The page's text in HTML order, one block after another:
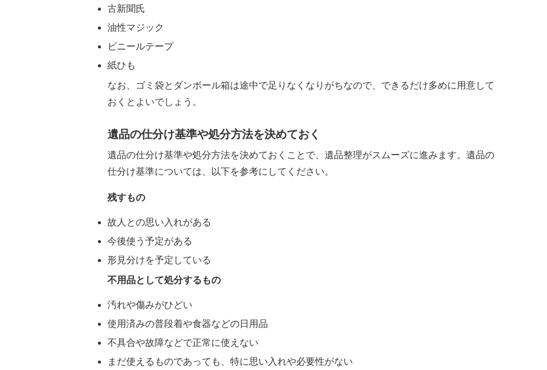
古新聞氏
油性マジック
ビニールテープ
紙ひも
なお、ゴミ袋とダンボール箱は途中で足りなくなりがちなので、できるだけ多めに用意して
おくとよいでしょう。
遺品の仕分け基準や処分方法を決めておく
遺品の仕分け基準や処分方法を決めておくことで、遺品整理がスムーズに進みます。遺品の
仕分け基準については、以下を参考にしてください。
残すもの
故人との思い入れがある
今後使う予定がある
形見分けを予定している
不用品として処分するもの
汚れや傷みがひどい
使用済みの普段着や食器などの日用品
不具合や故障などで正常に使えない
まだ使えるものであっても、特に思い入れや必要性がない